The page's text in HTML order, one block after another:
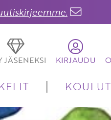
JÄSENEKSI KIRJAUDU